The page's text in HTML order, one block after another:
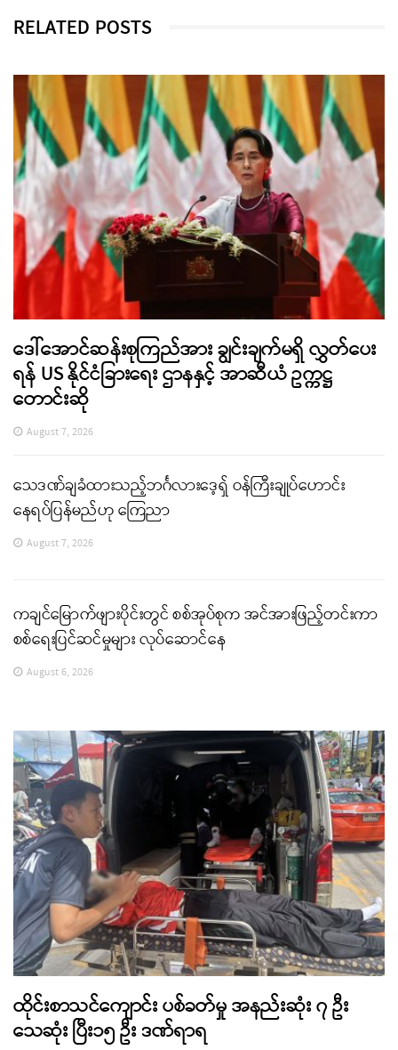
RELATED POSTS
ဒေါ်အောင်ဆန်းစုကြည်အား ချွင်းချက်မရှိ လွှတ်ပေး
ရန် US နိုင်ငံခြားရေး ဌာနနှင့် အာဆီယံ ဥက္ကဋ္ဌ
တောင်းဆို
August 7, 2026
သေဒဏ်ချခံထားသည့်ဘင်္ဂလားဒေ့ရှ် ဝန်ကြီးချုပ်ဟောင်း
နေရပ်ပြန်မည်ဟု ကြေညာ
August 7, 2026
ကချင်မြောက်ဖျားပိုင်းတွင် စစ်အုပ်စုက အင်အားဖြည့်တင်းကာ
စစ်ရေးပြင်ဆင်မှုများ လုပ်ဆောင်နေ
August 6, 2026
ထိုင်းစာသင်ကျောင်း ပစ်ခတ်မှု အနည်းဆုံး ၇ ဦး
သေဆုံး ပြီး၁၅ ဦး ဒဏ်ရာရ